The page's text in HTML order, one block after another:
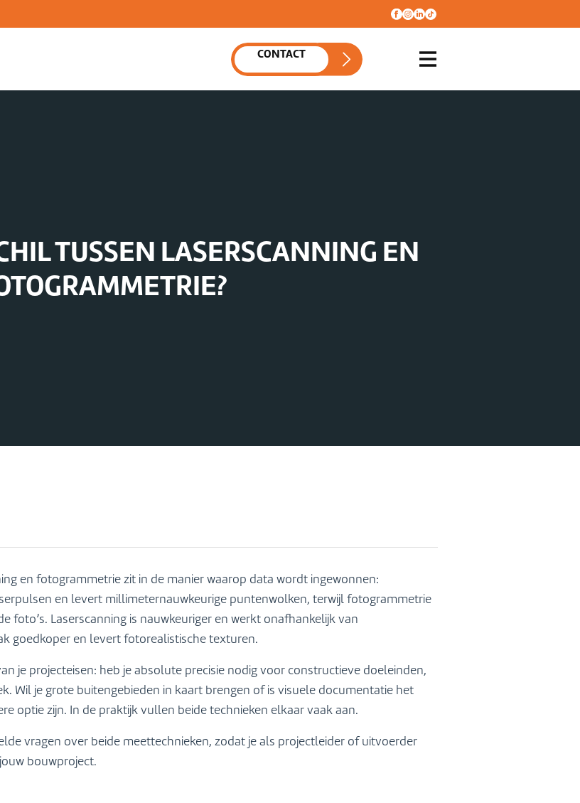
CONTACT
TUSSEN LASERSCANNING EN
en fotogrammetrie zit in de manier waarop data wordt ingewonnen:
en levert millimeternauwkeurige puntenwolken, terwijl fotogrammetrie
Laserscanning is nauwkeuriger en werkt onafhankelijk van
goedkoper en levert fotorealistische texturen.
je projecteisen: heb je absolute precisie nodig voor constructieve doeleinden,
Wil je grote buitengebieden in kaart brengen of is visuele documentatie het
optie zijn. In de praktijk vullen beide technieken elkaar vaak aan.
vragen over beide meettechnieken, zodat je als projectleider of uitvoerder
bouwproject.